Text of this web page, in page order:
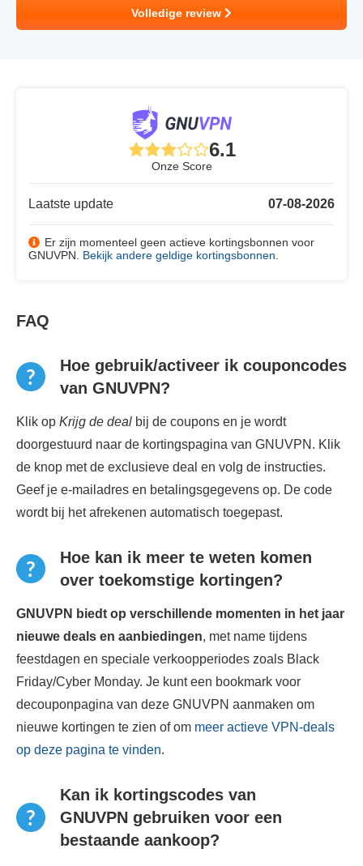
Volledige review
6.1
Onze Score
Laatste update 07-08-2026
Er zijn momenteel geen actieve kortingsbonnen voor
GNUVPN. Bekijk andere geldige kortingsbonnen
FAQ
Hoe gebruik/activeer ik couponcodes
van GNUVPN?
Klik op Krijg de deal bij de coupons en je wordt
doorgestuurd naar de kortingspagina van GNUVPN. Klik
de knop met de exclusieve deal en volg de instructies.
Geef je e-mailadres en betalingsgegevens op. De code
wordt bij het afrekenen automatisch toegepast.
Hoe kan ik meer te weten komen
over toekomstige kortingen?
GNUVPN biedt op verschillende momenten in het jaar
nieuwe deals en aanbiedingen, met name tijdens
feestdagen en speciale verkoopperiodes zoals Black
Friday/Cyber ​​Monday. Je kunt een bookmark voor
decouponpagina van deze GNUVPN aanmaken om
nieuwe kortingen te zien of om meer actieve VPN-deals
op deze pagina te vinden.
Kan ik kortingscodes van
GNUVPN gebruiken voor een
bestaande aankoop?